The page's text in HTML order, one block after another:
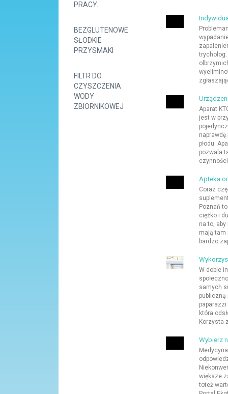
PRACY.
BEZGLUTENOWE
SŁODKIE
PRZYSMAKI
FILTR DO
CZYSZCZENIA
WODY
ZBIORNIKOWEJ
Aparat
jest w
płodu.
pozwala
Apteka
Coraz
Poznań
ciężko i
na to,
mają tam
bardzo
W dobie
samych
publiczną
która
Korzysta
Wybierz
większe
toteż